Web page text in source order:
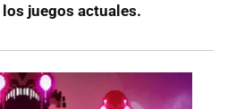
juegos actuales.